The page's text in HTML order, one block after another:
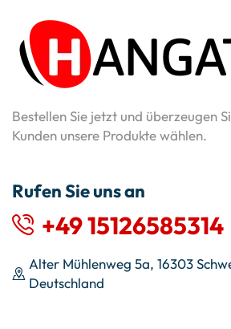
Bestellen Sie jetzt und überzeugen
Kunden unsere Produkte wählen.
Rufen Sie uns an
+49 15126585314
Alter Mühlenweg 5a, 16303
Deutschland